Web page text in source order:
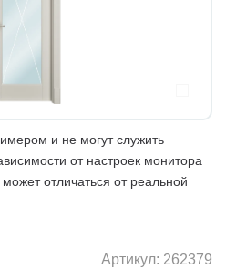
и не могут служить
от настроек монитора
отличаться от реальной
Артикул: 262379